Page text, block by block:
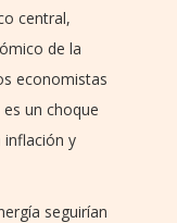
central,
de la
economistas
es un choque
inflación y
seguirían